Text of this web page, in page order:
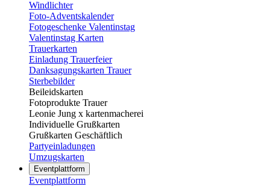
Windlichter
Foto-Adventskalender
Fotogeschenke Valentinstag
Valentinstag Karten
Trauerkarten
Einladung Trauerfeier
Danksagungskarten Trauer
Sterbebilder
Beileidskarten
Fotoprodukte Trauer
Leonie Jung x kartenmacherei
Individuelle Grußkarten
Grußkarten Geschäftlich
Partyeinladungen
Umzugskarten
Eventplattform
Eventplattform